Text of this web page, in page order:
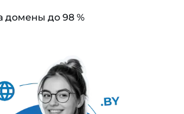
домены до 98 %